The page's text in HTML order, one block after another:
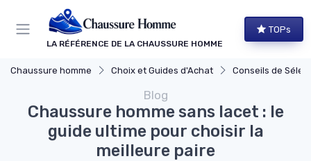
LA RÉFÉRENCE DE LA CHAUSSURE HOMME
TOPs
Chaussure homme Choix et Guides d'Achat Conseils de
Blog
Chaussure homme sans lacet : le
guide ultime pour choisir la
meilleure paire
Panneau de gestion des cookies